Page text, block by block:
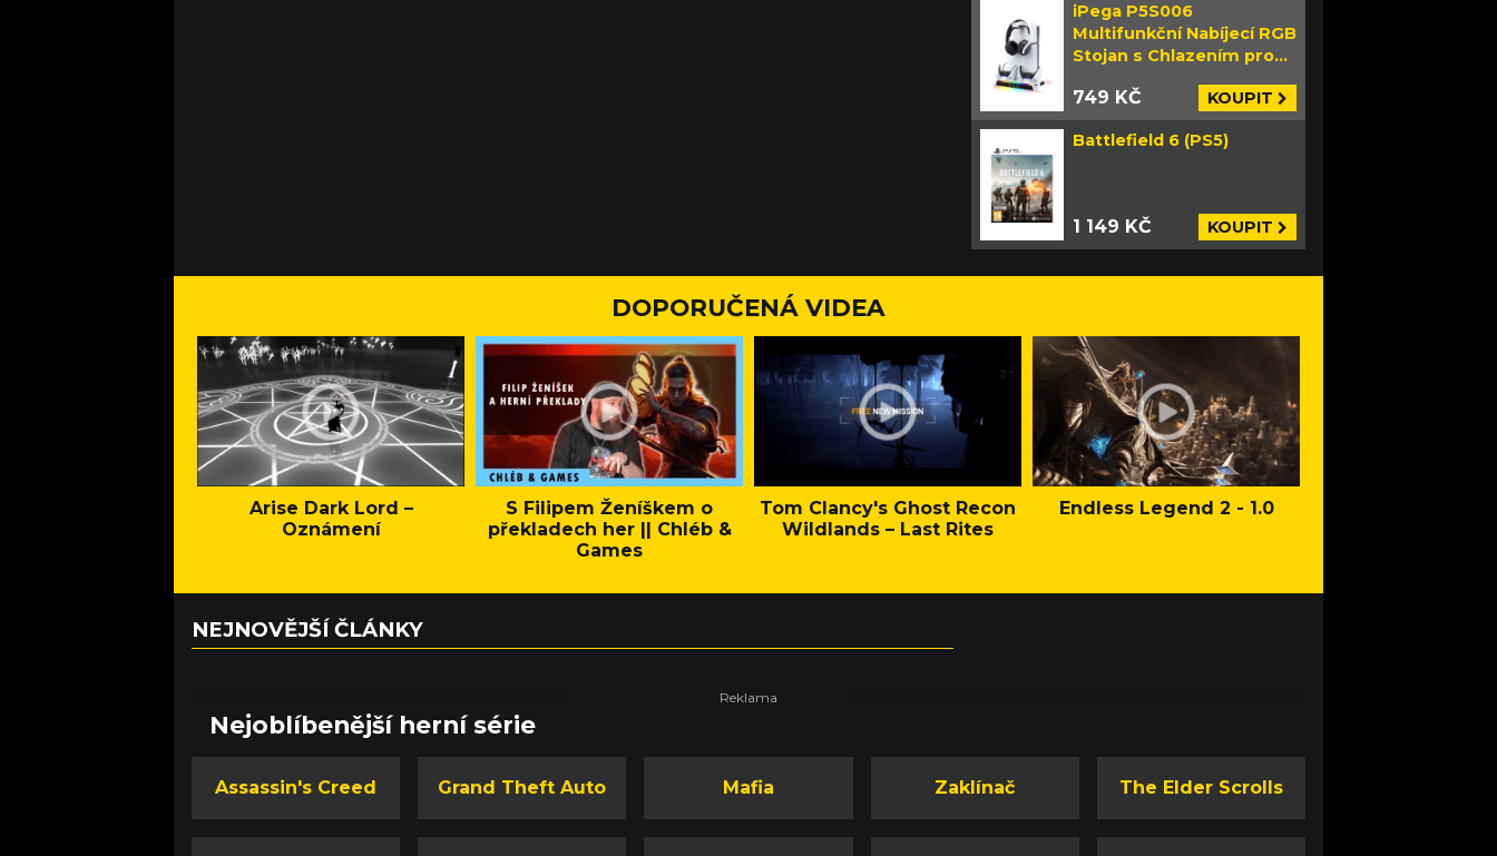
iPega P5S006
Multifunkční Nabíjecí RGB
Stojan s Chlazením pro
749 KČ KOUPIT
Battlefield 6 (PS5)
1 149 KČ KOUPIT
DOPORUČENÁ VIDEA
Arise Dark Lord –
Oznámení
S Filipem Ženíškem o
překladech her || Chléb &
Games
Tom Clancy's Ghost Recon
Wildlands – Last Rites
Endless Legend 2 - 1.0
NEJNOVĚJŠÍ ČLÁNKY
Nejoblíbenější herní série
Assassin's Creed Grand Theft Auto Mafia Zaklínač The Elder Scrolls